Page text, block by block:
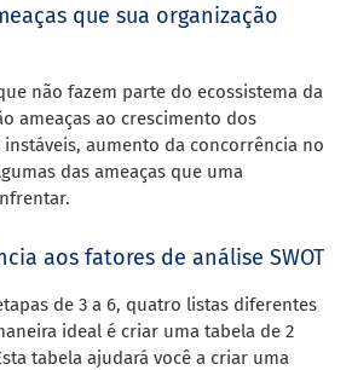
que sua organização
não fazem parte do ecossistema da
ameaças ao crescimento dos
instáveis, aumento da concorrência no
das ameaças que uma
aos fatores de análise SWOT
de 3 a 6, quatro listas diferentes
ideal é criar uma tabela de 2
tabela ajudará você a criar uma